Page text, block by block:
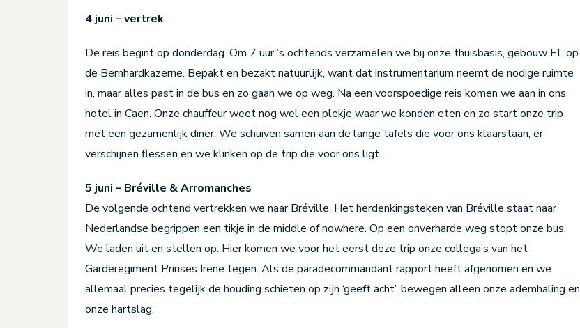
4 juni – vertrek
De reis begint op donderdag. Om 7 uur ’s ochtends verzamelen we bij onze thuisbasis, gebouw EL op
de Bernhardkazerne. Bepakt en bezakt natuurlijk, want dat instrumentarium neemt de nodige ruimte
in, maar alles past in de bus en zo gaan we op weg. Na een voorspoedige reis komen we aan in ons
hotel in Caen. Onze chauffeur weet nog wel een plekje waar we konden eten en zo start onze trip
met een gezamenlijk diner. We schuiven samen aan de lange tafels die voor ons klaarstaan, er
verschijnen flessen en we klinken op de trip die voor ons ligt.
5 juni – Bréville & Arromanches
De volgende ochtend vertrekken we naar Bréville. Het herdenkingsteken van Bréville staat naar
Nederlandse begrippen een tikje in de middle of nowhere. Op een onverharde weg stopt onze bus.
We laden uit en stellen op. Hier komen we voor het eerst deze trip onze collega’s van het
Garderegiment Prinses Irene tegen. Als de paradecommandant rapport heeft afgenomen en we
allemaal precies tegelijk de houding schieten op zijn ‘geeft acht’, bewegen alleen onze ademhaling en
onze hartslag.